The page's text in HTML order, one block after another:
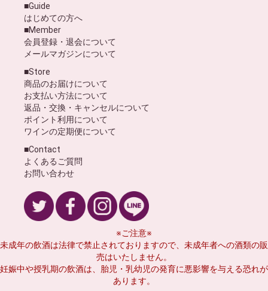
■Guide
はじめての方へ
■Member
会員登録・退会について
メールマガジンについて
■Store
商品のお届けについて
お支払い方法について
返品・交換・キャンセルについて
ポイント利用について
ワインの定期便について
■Contact
よくあるご質問
お問い合わせ
※ご注意※
未成年の飲酒は法律で禁止されておりますので、未成年者への酒類の販
売はいたしません。
妊娠中や授乳期の飲酒は、胎児・乳幼児の発育に悪影響を与える恐れが
あります。